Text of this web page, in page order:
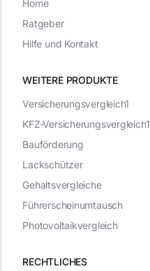
WEITERE PRODUKTE
RECHTLICHES
Versicherungsvergleich1
KFZ-Versicherungsvergleich1
Bauförderung
Lackschützer
Gehaltsvergleiche
Führerscheinumtausch
Photovoltaikvergleich
Home
Ratgeber
Hilfe und Kontakt